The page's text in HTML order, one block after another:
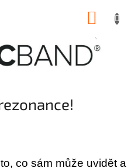
co sám může uvidět a